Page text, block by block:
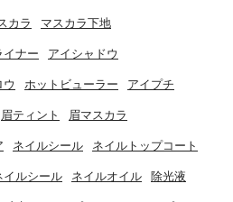
カラ マスカラ下地
イナー アイシャドウ
ウ ホットビューラー アイプチ
眉ティント 眉マスカラ
ネイルシール ネイルトップコート
イルシール ネイルオイル 除光液